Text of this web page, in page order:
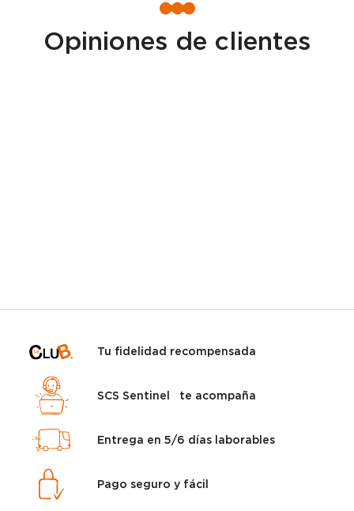
Opiniones de clientes
Tu fidelidad recompensada
SCS Sentinel te acompaña
Entrega en 5/6 días laborables
Pago seguro y fácil